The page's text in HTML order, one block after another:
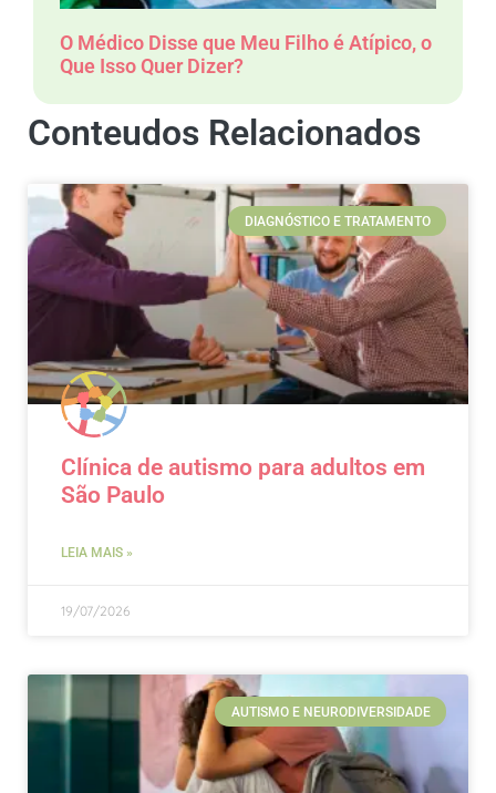
O Médico Disse que Meu Filho é Atípico, o
Que Isso Quer Dizer?
Conteudos Relacionados
DIAGNÓSTICO E TRATAMENTO
Clínica de autismo para adultos em
São Paulo
LEIA MAIS »
19/07/2026
AUTISMO E NEURODIVERSIDADE